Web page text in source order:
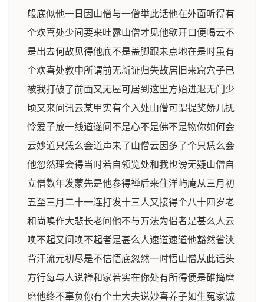
般底似他一日因山僧与一僧举此话他在外面听得有
个欢喜处少间要来吐露山僧才见他欲开口便喝云不
是出去何故见得他底不是盖脚跟未点地在是时虽有
个欢喜处教中所谓前无新证归失故居旧来窟穴子已
被我打破了前面又无屋可居到这里方始进退无门少
顷又来问讯云某甲实有个入处山僧可谓提奖娇儿抚
怜爱子放一线道遂问不是心不是佛不是物你如何会
云妙道只恁么会道声未了山僧云因多了个只恁么会
他忽然理会得当时若自领览处和我也谤无疑山僧自
立僧数年发蒙先是他参得禅后来住洋屿庵从三月初
五至三月二十一连打发十三人又接得个八十四岁老
和尚唤作大悲长老问他不与万法为侣者是甚么人云
唤不起又问唤不起者是甚么人速道速道他豁然省浃
背汗流元初尽是不信悟底忽然一时悟山僧从此话头
方行每与人说禅和家若实在你处有所得便是碓捣磨
磨他终不辜负你有个士大夫说妙喜养子如生冤家诚